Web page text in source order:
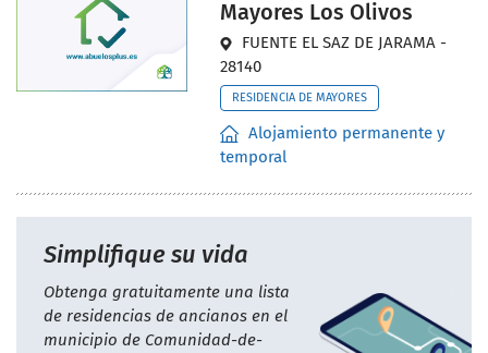
Mayores Los Olivos
FUENTE EL SAZ DE JARAMA -
28140
RESIDENCIA DE MAYORES
Alojamiento permanente y
temporal
Simplifique su vida
Obtenga gratuitamente una lista
de residencias de ancianos en el
municipio de Comunidad-de-